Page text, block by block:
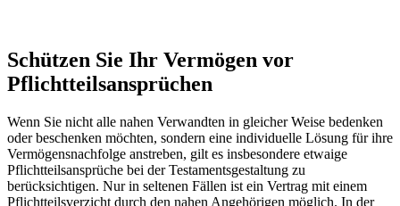
Schützen Sie Ihr Vermögen vor
Pflichtteilsansprüchen
Wenn Sie nicht alle nahen Verwandten in gleicher Weise bedenken
oder beschenken möchten, sondern eine individuelle Lösung für ihre
Vermögensnachfolge anstreben, gilt es insbesondere etwaige
Pflichtteilsansprüche bei der Testamentsgestaltung zu
berücksichtigen. Nur in seltenen Fällen ist ein Vertrag mit einem
Pflichtteilsverzicht durch den nahen Angehörigen möglich. In der